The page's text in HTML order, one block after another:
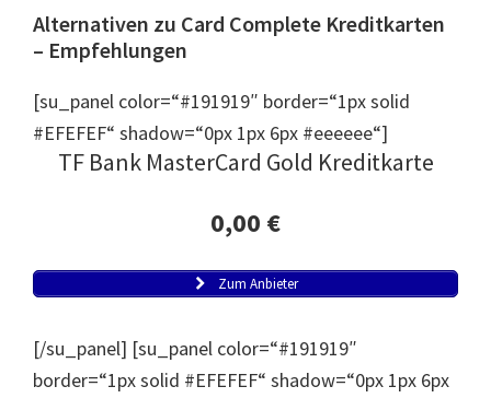
Alternativen zu Card Complete Kreditkarten
– Empfehlungen
[su_panel color=“#191919″ border=“1px solid
#EFEFEF“ shadow=“0px 1px 6px #eeeeee“]
TF Bank MasterCard Gold Kreditkarte
0,00 €
Zum Anbieter
[/su_panel] [su_panel color=“#191919″
border=“1px solid #EFEFEF“ shadow=“0px 1px 6px